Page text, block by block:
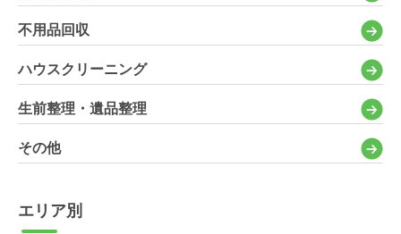
不用品回収
ハウスクリーニング
生前整理・遺品整理
その他
エリア別